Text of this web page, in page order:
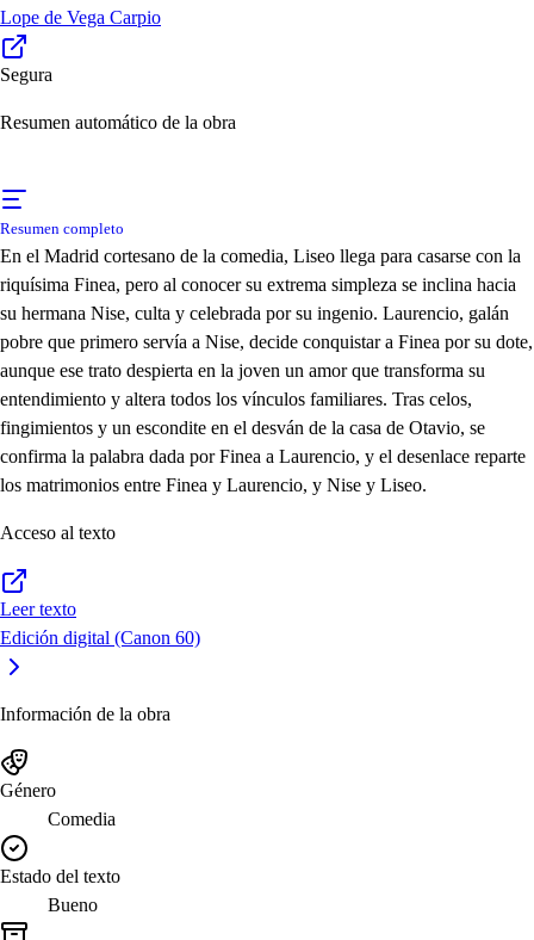
Lope de Vega Carpio
Segura
Resumen automático de la obra
Resumen completo
En el Madrid cortesano de la comedia, Liseo llega para casarse con la
riquísima Finea, pero al conocer su extrema simpleza se inclina hacia
su hermana Nise, culta y celebrada por su ingenio. Laurencio, galán
pobre que primero servía a Nise, decide conquistar a Finea por su dote,
aunque ese trato despierta en la joven un amor que transforma su
entendimiento y altera todos los vínculos familiares. Tras celos,
fingimientos y un escondite en el desván de la casa de Otavio, se
confirma la palabra dada por Finea a Laurencio, y el desenlace reparte
los matrimonios entre Finea y Laurencio, y Nise y Liseo.
Acceso al texto
Leer texto
Edición digital (Canon 60)
Información de la obra
Género
Comedia
Estado del texto
Bueno